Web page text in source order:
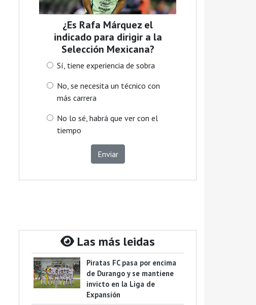
¿Es Rafa Márquez el
indicado para dirigir a la
Selección Mexicana?
Sí, tiene experiencia de sobra
No, se necesita un técnico con
más carrera
No lo sé, habrá que ver con el
tiempo
Enviar
Las más leidas
Piratas FC pasa por encima
de Durango y se mantiene
invicto en la Liga de
Expansión